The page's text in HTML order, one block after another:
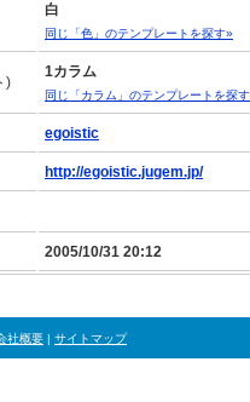
白
同じ「色」のテンプレートを探す»
)
1カラム
同じ「カラム」のテンプレートを探
egoistic
http://egoistic.jugem.jp/
2005/10/31 20:12
社概要 | サイトマップ